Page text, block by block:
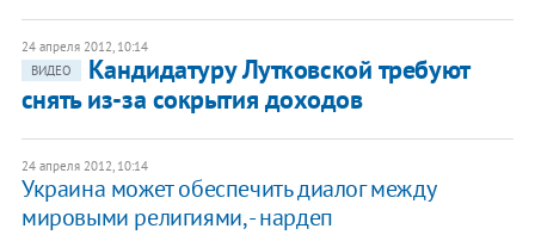
24 апреля 2012, 10:14
ВИДЕО
Кандидатуру Лутковской требуют
снять из-за сокрытия доходов
24 апреля 2012, 10:14
Украина может обеспечить диалог между
мировыми религиями, - нардеп